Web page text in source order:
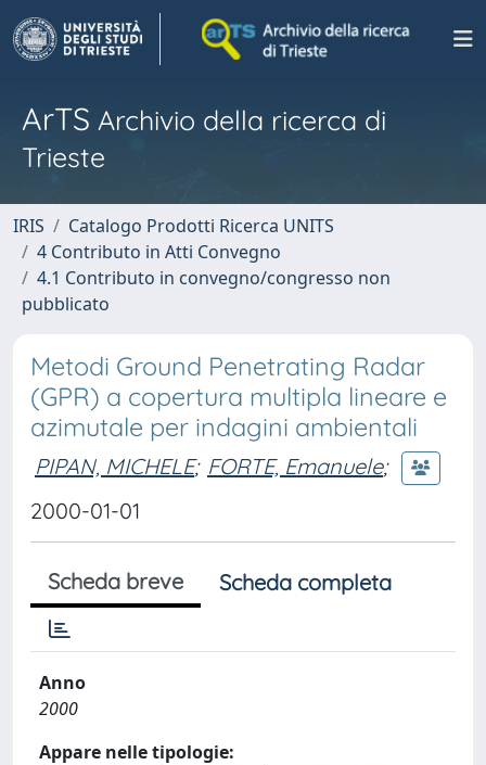
ArTS Archivio della ricerca di
Trieste
IRIS
Catalogo Prodotti Ricerca UNITS
4 Contributo in Atti Convegno
4.1 Contributo in convegno/congresso non
pubblicato
Metodi Ground Penetrating Radar
(GPR) a copertura multipla lineare e
azimutale per indagini ambientali
PIPAN, MICHELE; FORTE, Emanuele;
2000-01-01
Scheda breve Scheda completa
Anno
2000
Appare nelle tipologie: